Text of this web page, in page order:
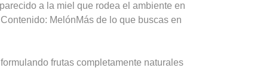
a la miel que rodea el ambiente en
MelónMás de lo que buscas en
frutas completamente naturales